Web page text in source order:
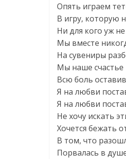
Опять играем
В игру, которую
Ни для кого уж не
Мы вместе
На сувениры
Мы наше счастье
Всю боль
Я на любви
Я на любви
Не хочу искать
Хочется бежать
В том, что
Порвалась в